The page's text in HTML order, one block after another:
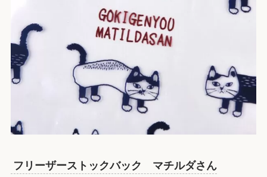
フリーザーストックバック マチルダさん